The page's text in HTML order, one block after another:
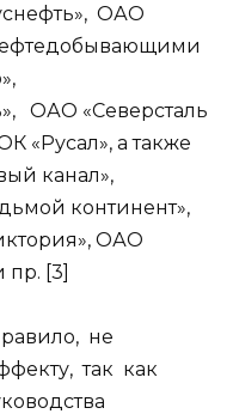
ОАО
ОАО «Северсталь
«Русал», а также
канал»,
континент»,
ОАО
пр. [3]
не
так как